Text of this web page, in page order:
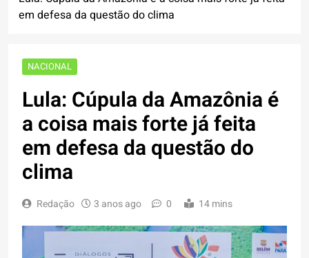
em defesa da questão do clima
NACIONAL
Lula: Cúpula da Amazônia é
a coisa mais forte já feita
em defesa da questão do
clima
Redação 3 anos ago 0 14 mins